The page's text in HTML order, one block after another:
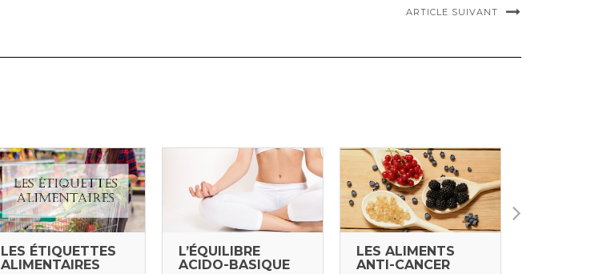
ARTICLE SUIVANT
LES ÉTIQUETTES
ALIMENTAIRES
L’ÉQUILIBRE
ACIDO-BASIQUE
LES ALIMENTS
ANTI-CANCER